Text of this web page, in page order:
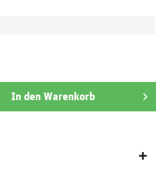
In den Warenkorb